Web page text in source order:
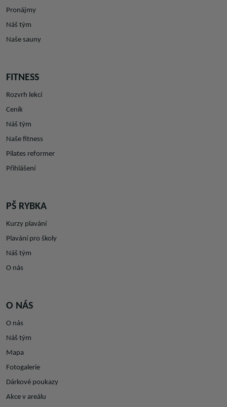
Pronájmy
Náš tým
Naše sauny
FITNESS
Rozvrh lekcí
Ceník
Náš tým
Naše fitness
Pilates reformer
Přihlášení
PŠ RYBKA
Kurzy plavání
Plavání pro školy
Náš tým
O nás
O NÁS
O nás
Náš tým
Mapa
Fotogalerie
Dárkové poukazy
Akce v areálu